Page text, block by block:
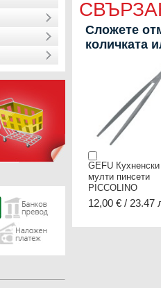
Сложете
количката
GEFU Кухненски
мулти пинсети
PICCOLINO
12,00 € / 23.47